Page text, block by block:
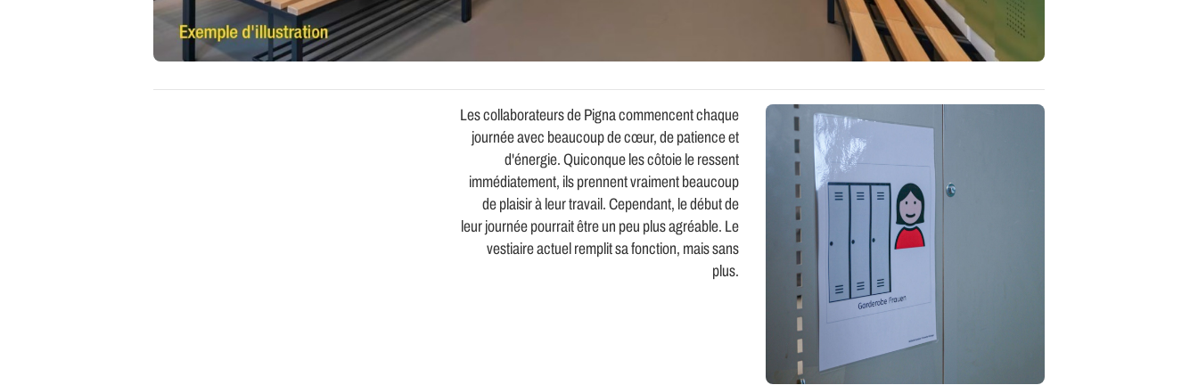
Les collaborateurs de Pigna commencent chaque
journée avec beaucoup de cœur, de patience et
d'énergie. Quiconque les côtoie le ressent
immédiatement, ils prennent vraiment beaucoup
de plaisir à leur travail. Cependant, le début de
leur journée pourrait être un peu plus agréable. Le
vestiaire actuel remplit sa fonction, mais sans
plus.